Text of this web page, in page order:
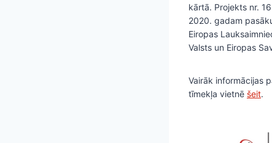
kārtā. Projekts nr.
2020. gadam
Eiropas
Valsts un Eiropas
Vairāk informācijas
tīmekļa vietnē šeit.